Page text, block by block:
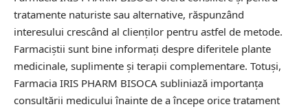
tratamente naturiste sau alternative, răspunzând
interesului crescând al clienților pentru astfel de metode.
Farmaciștii sunt bine informați despre diferitele plante
medicinale, suplimente și terapii complementare. Totuși,
Farmacia IRIS PHARM BISOCA subliniază importanța
consultării medicului înainte de a începe orice tratament